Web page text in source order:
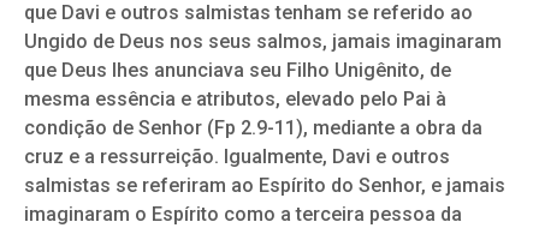
que Davi e outros salmistas tenham se referido ao
Ungido de Deus nos seus salmos, jamais imaginaram
que Deus lhes anunciava seu Filho Unigênito, de
mesma essência e atributos, elevado pelo Pai à
condição de Senhor (Fp 2.9-11), mediante a obra da
cruz e a ressurreição. Igualmente, Davi e outros
salmistas se referiram ao Espírito do Senhor, e jamais
imaginaram o Espírito como a terceira pessoa da